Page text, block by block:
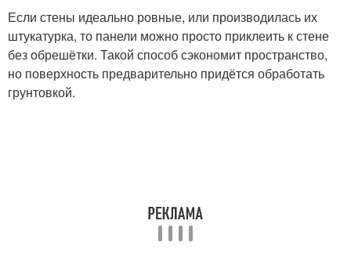
Если стены идеально ровные, или производилась их
штукатурка, то панели можно просто приклеить к стене
без обрешётки. Такой способ сэкономит пространство,
но поверхность предварительно придётся обработать
грунтовкой.